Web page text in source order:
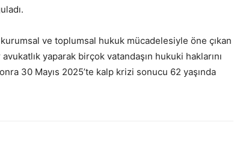
ve toplumsal hukuk mücadelesiyle öne çıkan
yaparak birçok vatandaşın hukuki haklarını
30 Mayıs 2025’te kalp krizi sonucu 62 yaşında